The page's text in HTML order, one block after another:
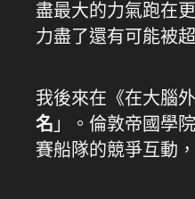
盡最大的力氣跑在
力盡了還有可能被超
我後來在《在大腦
名 」。倫敦帝國學
賽船隊的競爭互動